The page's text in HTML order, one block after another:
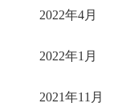
2022年4月
2022年1月
2021年11月